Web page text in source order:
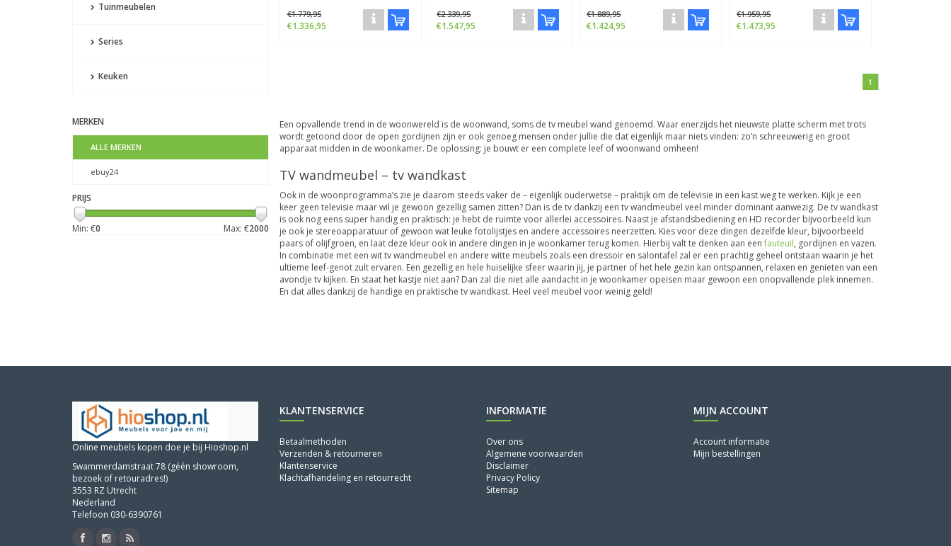
Tuinmeubelen
Series
Keuken
MERKEN
ALLE MERKEN
ebuy24
PRIJS
Min: €0 Max: €2000
€1.779,95
€1.336,95
€2.339,95
€1.547,95
€1.889,95
€1.424,95
€1.959,95
€1.473,95
1
Een opvallende trend in de woonwereld is de woonwand, soms de tv meubel wand genoemd. Waar enerzijds het nieuwste platte scherm met trots
wordt getoond door de open gordijnen zijn er ook genoeg mensen onder jullie die dat eigenlijk maar niets vinden: zo’n schreeuwerig en groot
apparaat midden in de woonkamer. De oplossing: je bouwt er een complete leef of woonwand omheen!
TV wandmeubel – tv wandkast
Ook in de woonprogramma’s zie je daarom steeds vaker de – eigenlijk ouderwetse – praktijk om de televisie in een kast weg te werken. Kijk je een
keer geen televisie maar wil je gewoon gezellig samen zitten? Dan is de tv dankzij een tv wandmeubel veel minder dominant aanwezig. De tv wandkast
is ook nog eens super handig en praktisch: je hebt de ruimte voor allerlei accessoires. Naast je afstandsbediening en HD recorder bijvoorbeeld kun
je ook je stereoapparatuur of gewoon wat leuke fotolijstjes en andere accessoires neerzetten. Kies voor deze dingen dezelfde kleur, bijvoorbeeld
paars of olijfgroen, en laat deze kleur ook in andere dingen in je woonkamer terug komen. Hierbij valt te denken aan eenfauteuil, gordijnen en vazen.
In combinatie met een wit tv wandmeubel en andere witte meubels zoals een dressoir en salontafel zal er een prachtig geheel ontstaan waarin je het
ultieme leef-genot zult ervaren. Een gezellig en hele huiselijke sfeer waarin jij, je partner of het hele gezin kan ontspannen, relaxen en genieten van een
avondje tv kijken. En staat het kastje niet aan? Dan zal die niet alle aandacht in je woonkamer opeisen maar gewoon een onopvallende plek innemen.
En dat alles dankzij de handige en praktische tv wandkast. Heel veel meubel voor weinig geld!
Online meubels kopen doe je bij Hioshop.nl
Swammerdamstraat 78 (géén showroom,
bezoek of retouradres!)
3553 RZ Utrecht
Nederland
Telefoon 030-6390761
KLANTENSERVICE
Betaalmethoden
Verzenden & retourneren
Klantenservice
Klachtafhandeling en retourrecht
INFORMATIE
Over ons
Algemene voorwaarden
Disclaimer
Privacy Policy
Sitemap
MIJN ACCOUNT
Account informatie
Mijn bestellingen